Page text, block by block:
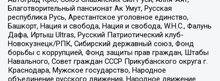
Благотворительный пансионат Ак Умут, Русская
республика Русь, Арестантское уголовное единство,
Башкорт, Нация и свобода, Нация и свобода, W.H.С., Фалунь
Дафа, Иртыш Ultras, Русский Патриотический клуб-
Новокузнецк/РПК, Сибирский державный союз, Фонд
борьбы с коррупцией, Фонд защиты прав граждан, Штабы
Навального, Совет граждан СССР Прикубанского округа г.
Краснодара, Мужское государство, Народное
объединение русского движения, Народное движение